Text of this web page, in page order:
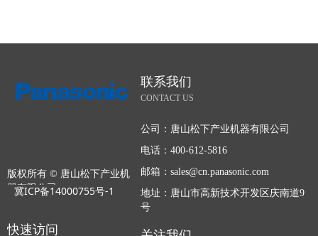
版权所有 © 唐山松下产业机
器有限公司
冀ICP备14000755号-1
联系我们
CONTACT US
公司： 唐山松下产业机器有限公司
电话：400-612-5816
邮箱：sales@cn.panasonic.com
地址： 唐山市高新技术开发区庆南道9
号
快速访问